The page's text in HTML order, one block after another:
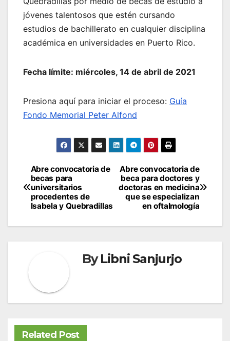
jóvenes talentosos que estén cursando
estudios de bachillerato en cualquier disciplina
académica en universidades en Puerto Rico.
Fecha límite: miércoles, 14 de abril de 2021
Presiona aquí para iniciar el proceso: Guía
Fondo Memorial Peter Alfond
Navegación
de
entradas
Abre convocatoria de
beca para doctores y
doctoras en medicina
que se especializan
en oftalmología
Abre convocatoria de
becas para
universitarios
procedentes de
Isabela y Quebradillas
ByLibni Sanjurjo
Related Post